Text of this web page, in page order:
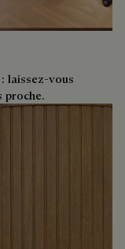
laissez-vous
proche.